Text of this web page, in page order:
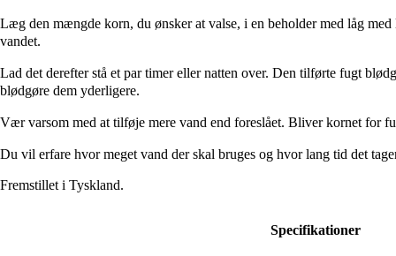
Læg den mængde korn, du ønsker at valse, i en beholder med låg
vandet.
Lad det derefter stå et par timer eller natten over. Den tilførte fugt
blødgøre dem yderligere.
Vær varsom med at tilføje mere vand end foreslået. Bliver kornet for
Du vil erfare hvor meget vand der skal bruges og hvor lang tid det
Fremstillet i Tyskland.
Specifikationer